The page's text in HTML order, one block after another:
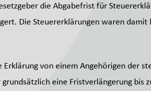
die Abgabefrist für
Die Steuererklärungen waren damit
von einem Angehörigen der
eine Fristverlängerung bis